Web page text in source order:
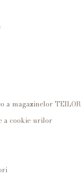
a magazinelor TEILOR
a cookie-urilor